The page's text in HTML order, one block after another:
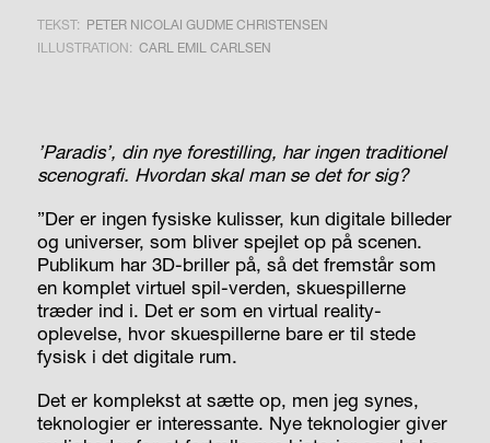
TEKST: PETER NICOLAI GUDME CHRISTENSEN
ILLUSTRATION: CARL EMIL CARLSEN
’Paradis’, din nye forestilling, har ingen traditionel
scenografi. Hvordan skal man se det for sig?
”Der er ingen fysiske kulisser, kun digitale billeder
og universer, som bliver spejlet op på scenen.
Publikum har 3D-briller på, så det fremstår som
en komplet virtuel spil-verden, skuespillerne
træder ind i. Det er som en virtual reality-
oplevelse, hvor skuespillerne bare er til stede
fysisk i det digitale rum.
Det er komplekst at sætte op, men jeg synes,
teknologier er interessante. Nye teknologier giver